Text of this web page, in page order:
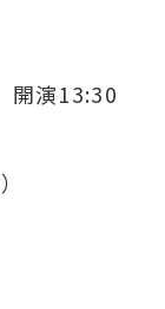
開演13:30